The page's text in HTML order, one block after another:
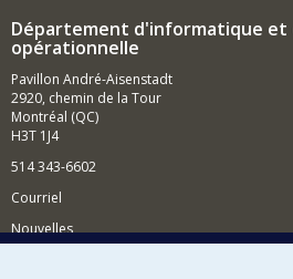
Département d'informatique et
opérationnelle
Pavillon André-Aisenstadt
2920, chemin de la Tour
Montréal (QC)
H3T 1J4
514 343-6602
Courriel
Nouvelles